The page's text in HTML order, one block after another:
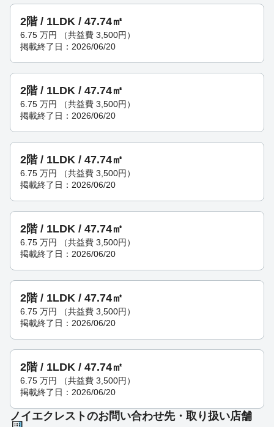
2階 / 1LDK / 47.74㎡
6.75 万円
（共益費 3,500円）
掲載終了日：2026/06/20
2階 / 1LDK / 47.74㎡
6.75 万円
（共益費 3,500円）
掲載終了日：2026/06/20
2階 / 1LDK / 47.74㎡
6.75 万円
（共益費 3,500円）
掲載終了日：2026/06/20
2階 / 1LDK / 47.74㎡
6.75 万円
（共益費 3,500円）
掲載終了日：2026/06/20
2階 / 1LDK / 47.74㎡
6.75 万円
（共益費 3,500円）
掲載終了日：2026/06/20
2階 / 1LDK / 47.74㎡
6.75 万円
（共益費 3,500円）
掲載終了日：2026/06/20
ノイエクレストのお問い合わせ先・取り扱い店舗